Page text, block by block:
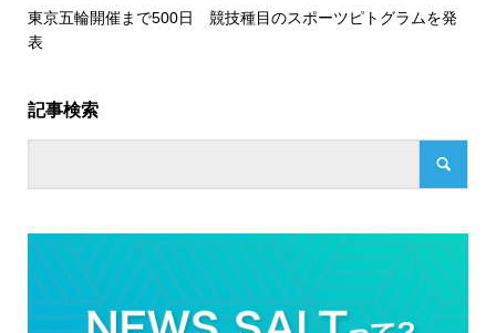
東京五輪開催まで500日 競技種目のスポーツピトグラムを発
表
記事検索